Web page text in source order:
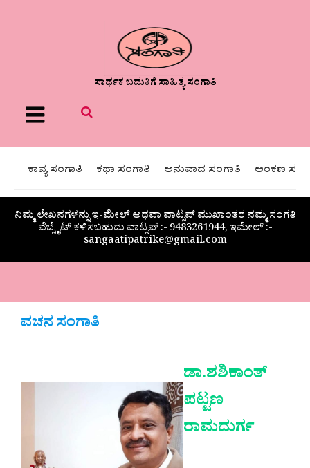
ಸಾರ್ಥಕ ಬದುಕಿಗೆ ಸಾಹಿತ್ಯ ಸಂಗಾತಿ
Menu
ಕಾವ್ಯ ಸಂಗಾತಿ ಕಥಾ ಸಂಗಾತಿ ಅನುವಾದ ಸಂಗಾತಿ ಅಂಕಣ
ನಿಮ್ಮ ಲೇಖನಗಳನ್ನು ಇ-ಮೇಲ್ ಅಥವಾ ವಾಟ್ಸಪ್ ಮುಖಾಂತರ ನಮ್ಮ ಸಂಗತಿ
ವೆಬ್ಸೈಟ್ ಕಳಿಸಬಹುದು ವಾಟ್ಸಪ್‌ :- 9483261944, ಇಮೇಲ್ :-
sangaatipatrike@gmail.com
ವಚನ ಸಂಗಾತಿ
ಡಾ.ಶಶಿಕಾಂತ್
ಪಟ್ಟಣ
ರಾಮದುರ್ಗ